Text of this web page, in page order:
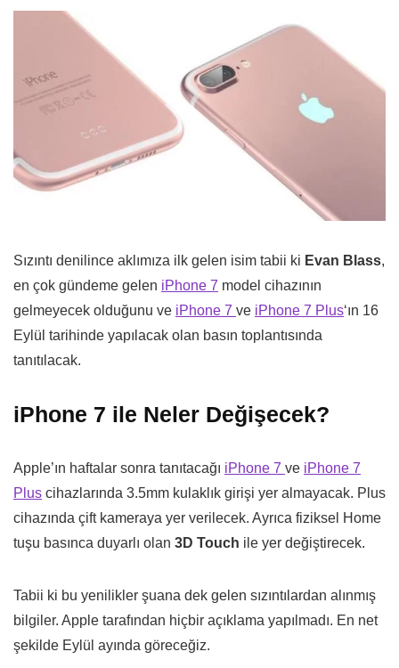
Sızıntı denilince aklımıza ilk gelen isim tabii ki Evan Blass,
en çok gündeme gelen iPhone 7 model cihazının
gelmeyecek olduğunu ve iPhone 7 ve iPhone 7 Plus‘ın 16
Eylül tarihinde yapılacak olan basın toplantısında
tanıtılacak.
iPhone 7 ile Neler Değişecek?
Apple’ın haftalar sonra tanıtacağı iPhone 7 ve iPhone 7
Plus cihazlarında 3.5mm kulaklık girişi yer almayacak. Plus
cihazında çift kameraya yer verilecek. Ayrıca fiziksel Home
tuşu basınca duyarlı olan 3D Touch ile yer değiştirecek.
Tabii ki bu yenilikler şuana dek gelen sızıntılardan alınmış
bilgiler. Apple tarafından hiçbir açıklama yapılmadı. En net
şekilde Eylül ayında göreceğiz.